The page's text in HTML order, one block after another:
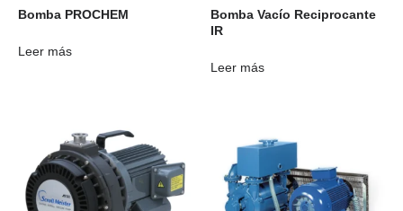
Bomba PROCHEM
Leer más
Bomba Vacío Reciprocante
IR
Leer más